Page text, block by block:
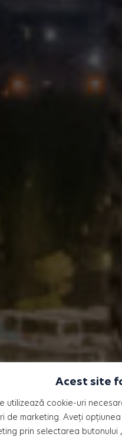
Acest site
utilizează cookie-uri
de marketing. Aveți
prin selectarea